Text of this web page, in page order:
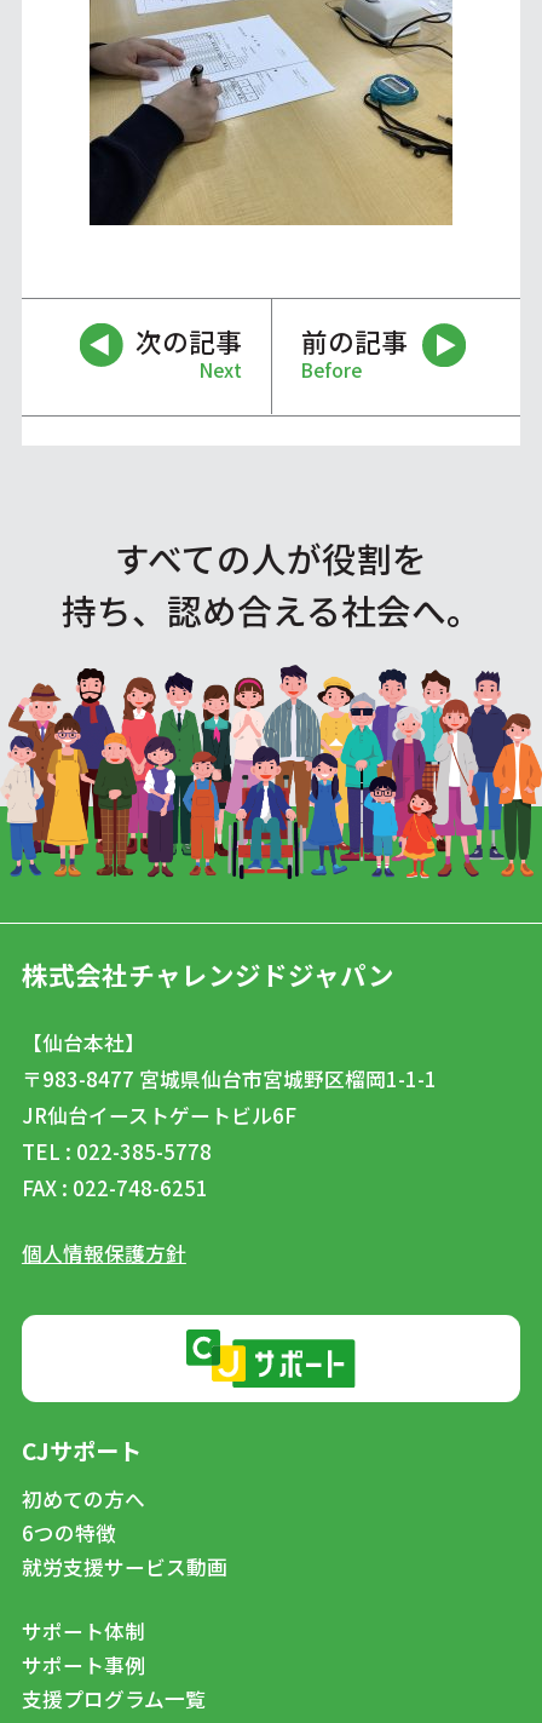
次の記事
Next
前の記事
Before
すべての人が役割を
持ち、認め合える社会へ。
株式会社チャレンジドジャパン
【仙台本社】
〒983-8477 宮城県仙台市宮城野区榴岡1-1-1
JR仙台イーストゲートビル6F
TEL : 022-385-5778
FAX : 022-748-6251
個人情報保護方針
CJサポート
初めての方へ
6つの特徴
就労支援サービス動画
サポート体制
サポート事例
支援プログラム一覧